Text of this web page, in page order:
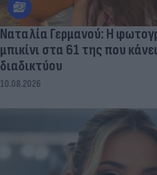
Ναταλία Γερμανού: Η
μπικίνι στα 61 της που
διαδικτύου
10.08.2026